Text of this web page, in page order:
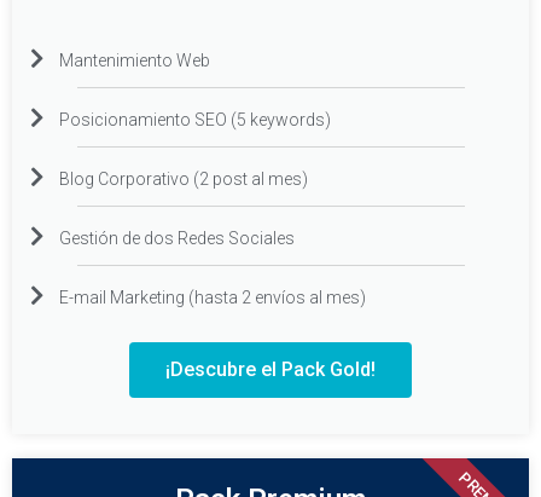
Mantenimiento Web
Posicionamiento SEO (5 keywords)
Blog Corporativo (2 post al mes)
Gestión de dos Redes Sociales
E-mail Marketing (hasta 2 envíos al mes)
¡Descubre el Pack Gold!